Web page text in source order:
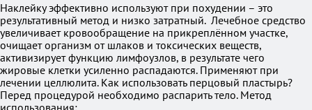
Наклейку эффективно используют при похудении – это
результативный метод и низко затратный. Лечебное средство
увеличивает кровообращение на прикреплённом участке,
очищает организм от шлаков и токсических веществ,
активизирует функцию лимфоузлов, в результате чего
жировые клетки усиленно распадаются. Применяют при
лечении целлюлита. Как использовать перцовый пластырь?
Перед процедурой необходимо распарить тело. Метод
использования: